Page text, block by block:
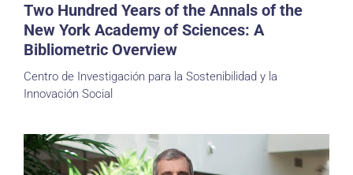
Two Hundred Years of the Annals of the
New York Academy of Sciences: A
Bibliometric Overview
Centro de Investigación para la Sostenibilidad y la
Innovación Social